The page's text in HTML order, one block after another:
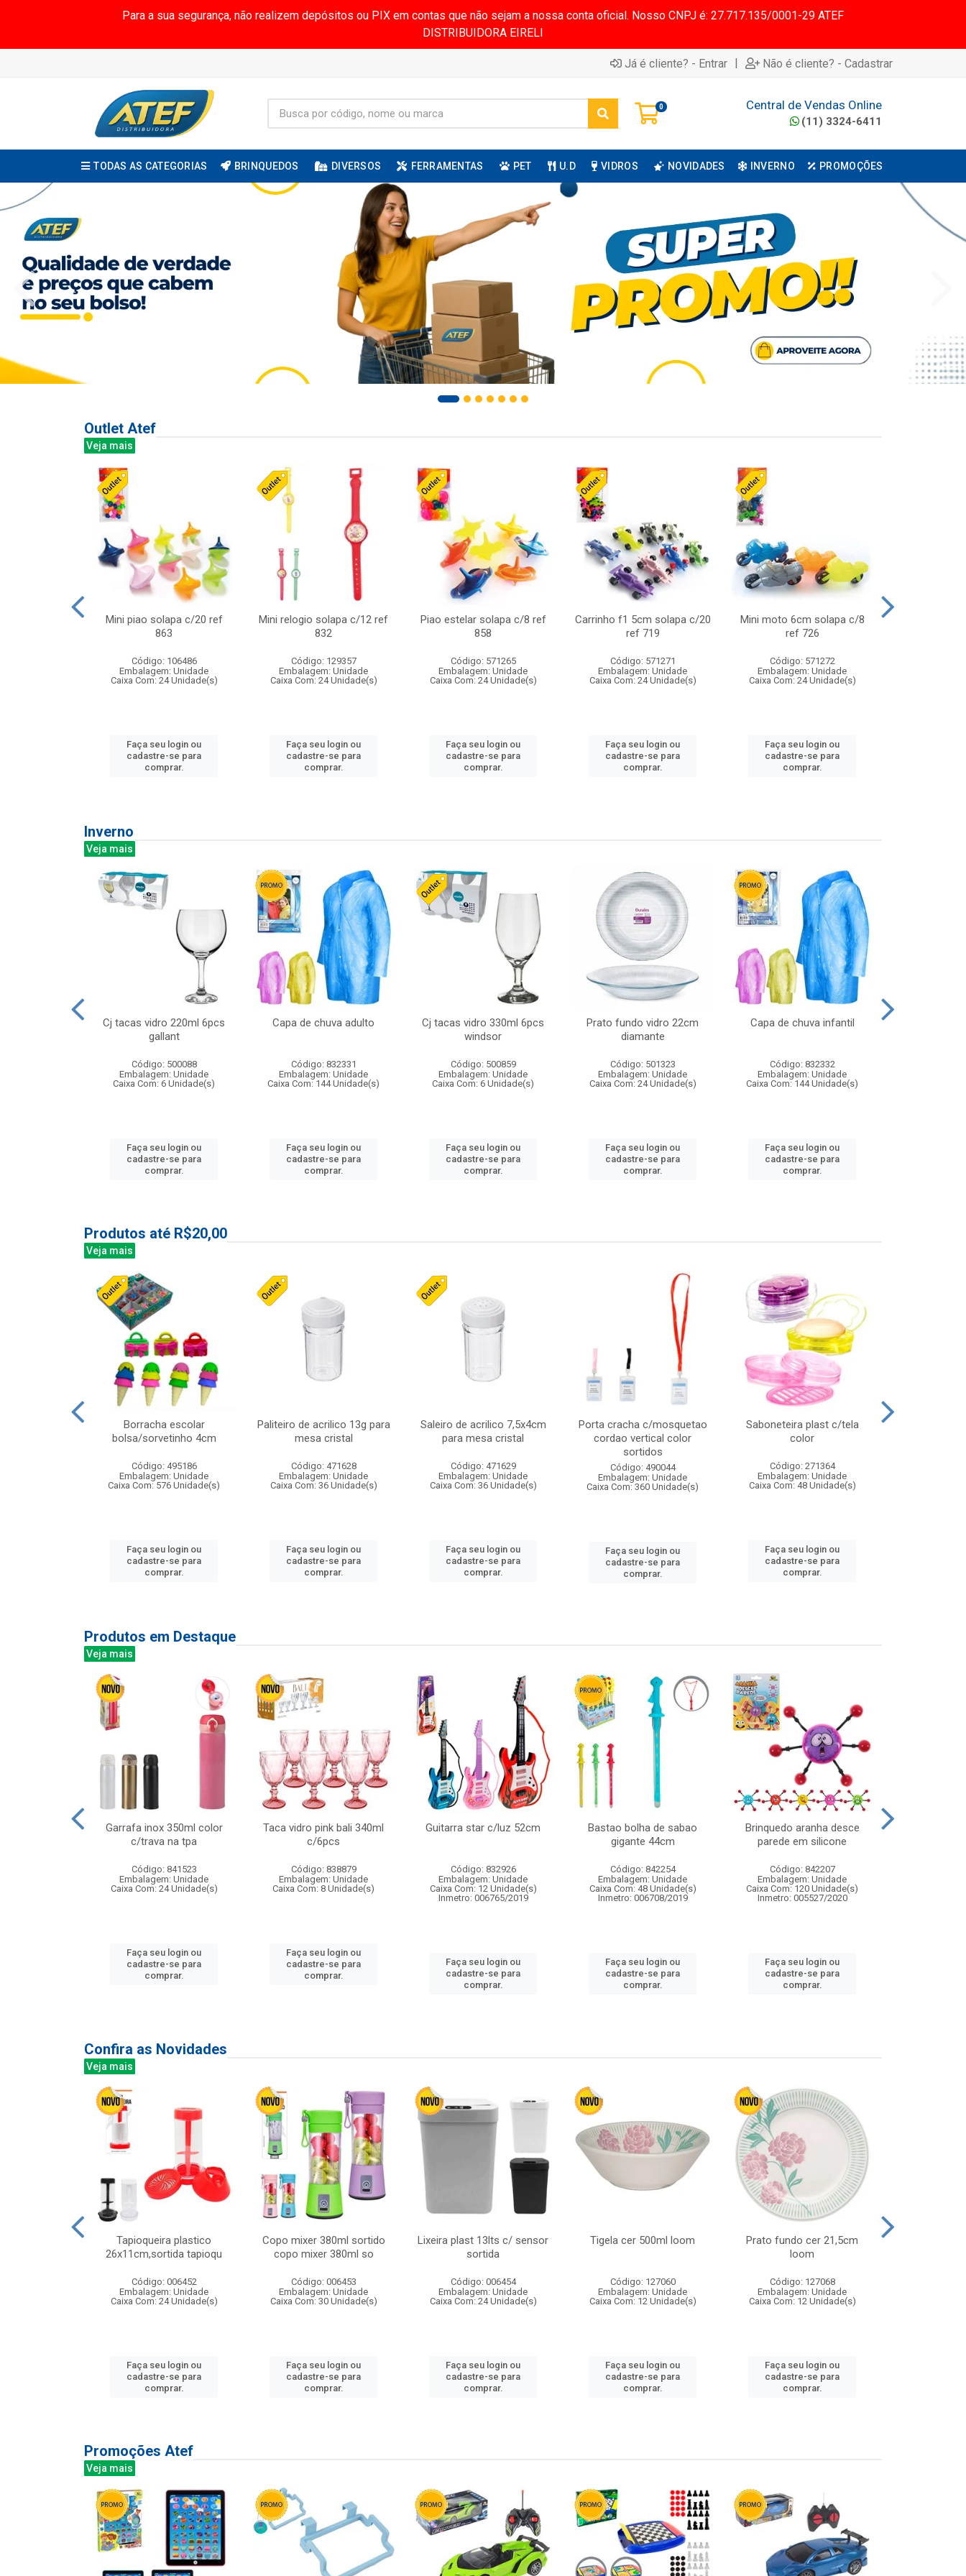
Para a sua segurança, não realizem depósitos ou PIX em contas que não sejam a nossa conta oficial. Nosso CNPJ é: 27.717.135/0001-29 ATEF
DISTRIBUIDORA EIRELI
Já é cliente? - Entrar | Não é cliente? - Cadastrar
0 Central de Vendas Online
(11) 3324-6411
TODAS AS CATEGORIAS BRINQUEDOS DIVERSOS FERRAMENTAS PET U.D VIDROS NOVIDADES INVERNO PROMOÇÕES
Outlet Atef
Veja mais
Mini piao solapa c/20 ref
863
Código: 106486
Embalagem: Unidade
Caixa Com: 24 Unidade(s)
Faça seu login ou
cadastre-se para
comprar.
Mini relogio solapa c/12 ref
832
Código: 129357
Embalagem: Unidade
Caixa Com: 24 Unidade(s)
Faça seu login ou
cadastre-se para
comprar.
Piao estelar solapa c/8 ref
858
Código: 571265
Embalagem: Unidade
Caixa Com: 24 Unidade(s)
Faça seu login ou
cadastre-se para
comprar.
Carrinho f1 5cm solapa c/20
ref 719
Código: 571271
Embalagem: Unidade
Caixa Com: 24 Unidade(s)
Faça seu login ou
cadastre-se para
comprar.
Mini moto 6cm solapa c/8
ref 726
Código: 571272
Embalagem: Unidade
Caixa Com: 24 Unidade(s)
Faça seu login ou
cadastre-se para
comprar.
Inverno
Veja mais
Cj tacas vidro 220ml 6pcs
gallant
Código: 500088
Embalagem: Unidade
Caixa Com: 6 Unidade(s)
Faça seu login ou
cadastre-se para
comprar.
Capa de chuva adulto
Código: 832331
Embalagem: Unidade
Caixa Com: 144 Unidade(s)
Faça seu login ou
cadastre-se para
comprar.
Cj tacas vidro 330ml 6pcs
windsor
Código: 500859
Embalagem: Unidade
Caixa Com: 6 Unidade(s)
Faça seu login ou
cadastre-se para
comprar.
Prato fundo vidro 22cm
diamante
Código: 501323
Embalagem: Unidade
Caixa Com: 24 Unidade(s)
Faça seu login ou
cadastre-se para
comprar.
Capa de chuva infantil
Código: 832332
Embalagem: Unidade
Caixa Com: 144 Unidade(s)
Faça seu login ou
cadastre-se para
comprar.
Produtos até R$20,00
Veja mais
Borracha escolar
bolsa/sorvetinho 4cm
Código: 495186
Embalagem: Unidade
Caixa Com: 576 Unidade(s)
Faça seu login ou
cadastre-se para
comprar.
Paliteiro de acrilico 13g para
mesa cristal
Código: 471628
Embalagem: Unidade
Caixa Com: 36 Unidade(s)
Faça seu login ou
cadastre-se para
comprar.
Saleiro de acrilico 7,5x4cm
para mesa cristal
Código: 471629
Embalagem: Unidade
Caixa Com: 36 Unidade(s)
Faça seu login ou
cadastre-se para
comprar.
Porta cracha c/mosquetao
cordao vertical color
sortidos
Código: 490044
Embalagem: Unidade
Caixa Com: 360 Unidade(s)
Faça seu login ou
cadastre-se para
comprar.
Saboneteira plast c/tela
color
Código: 271364
Embalagem: Unidade
Caixa Com: 48 Unidade(s)
Faça seu login ou
cadastre-se para
comprar.
Produtos em Destaque
Veja mais
Garrafa inox 350ml color
c/trava na tpa
Código: 841523
Embalagem: Unidade
Caixa Com: 24 Unidade(s)
Faça seu login ou
cadastre-se para
comprar.
Taca vidro pink bali 340ml
c/6pcs
Código: 838879
Embalagem: Unidade
Caixa Com: 8 Unidade(s)
Faça seu login ou
cadastre-se para
comprar.
Guitarra star c/luz 52cm
Código: 832926
Embalagem: Unidade
Caixa Com: 12 Unidade(s)
Inmetro: 006765/2019
Faça seu login ou
cadastre-se para
comprar.
Bastao bolha de sabao
gigante 44cm
Código: 842254
Embalagem: Unidade
Caixa Com: 48 Unidade(s)
Inmetro: 006708/2019
Faça seu login ou
cadastre-se para
comprar.
Brinquedo aranha desce
parede em silicone
Código: 842207
Embalagem: Unidade
Caixa Com: 120 Unidade(s)
Inmetro: 005527/2020
Faça seu login ou
cadastre-se para
comprar.
Confira as Novidades
Veja mais
Tapioqueira plastico
26x11cm,sortida tapioqu
Código: 006452
Embalagem: Unidade
Caixa Com: 24 Unidade(s)
Faça seu login ou
cadastre-se para
comprar.
Copo mixer 380ml sortido
copo mixer 380ml so
Código: 006453
Embalagem: Unidade
Caixa Com: 30 Unidade(s)
Faça seu login ou
cadastre-se para
comprar.
Lixeira plast 13lts c/ sensor
sortida
Código: 006454
Embalagem: Unidade
Caixa Com: 24 Unidade(s)
Faça seu login ou
cadastre-se para
comprar.
Tigela cer 500ml loom
Código: 127060
Embalagem: Unidade
Caixa Com: 12 Unidade(s)
Faça seu login ou
cadastre-se para
comprar.
Prato fundo cer 21,5cm
loom
Código: 127068
Embalagem: Unidade
Caixa Com: 12 Unidade(s)
Faça seu login ou
cadastre-se para
comprar.
Promoções Atef
Veja mais